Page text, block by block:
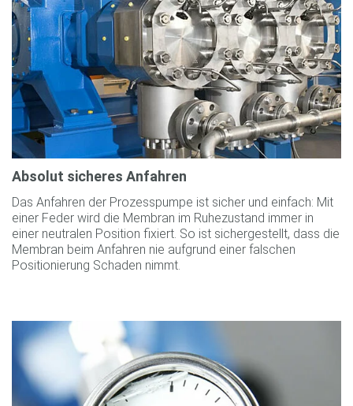
Absolut sicheres Anfahren
Das Anfahren der Prozesspumpe ist sicher und einfach: Mit
einer Feder wird die Membran im Ruhezustand immer in
einer neutralen Position fixiert. So ist sichergestellt, dass die
Membran beim Anfahren nie aufgrund einer falschen
Positionierung Schaden nimmt.